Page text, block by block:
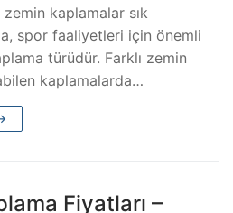
kaplamalar sık
spor faaliyetleri için önemli
türüdür. Farklı zemin
kaplamalarda…
Fiyatları –